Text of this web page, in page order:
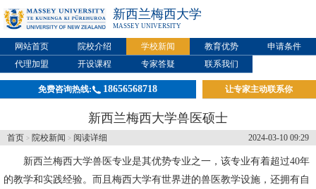
新西兰梅西大学
MASSEY UNIVERSITY
网站首页 院校介绍 学校新闻 教育优势
申请条件
代理加盟
开设课程 专家答疑 联系我们
免费咨询热线: 18656568718 让专家主动联系你
新西兰梅西大学兽医硕士
2024-03-10 09:29
首页 > 院校新闻 > 阅读详细
新西兰梅西大学兽医专业是其优势专业之一，该专业有着超过40年
的教学和实践经验。而且梅西大学有世界进的兽医教学设施，还拥有自